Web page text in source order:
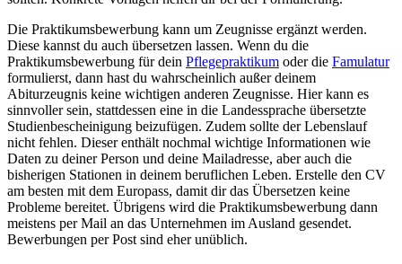
Die Praktikumsbewerbung kann um Zeugnisse ergänzt werden.
Diese kannst du auch übersetzen lassen. Wenn du die
Praktikumsbewerbung für dein Pflegepraktikum oder die Famulatur
formulierst, dann hast du wahrscheinlich außer deinem
Abiturzeugnis keine wichtigen anderen Zeugnisse. Hier kann es
sinnvoller sein, stattdessen eine in die Landessprache übersetzte
Studienbescheinigung beizufügen. Zudem sollte der Lebenslauf
nicht fehlen. Dieser enthält nochmal wichtige Informationen wie
Daten zu deiner Person und deine Mailadresse, aber auch die
bisherigen Stationen in deinem beruflichen Leben. Erstelle den CV
am besten mit dem Europass, damit dir das Übersetzen keine
Probleme bereitet. Übrigens wird die Praktikumsbewerbung dann
meistens per Mail an das Unternehmen im Ausland gesendet.
Bewerbungen per Post sind eher unüblich.